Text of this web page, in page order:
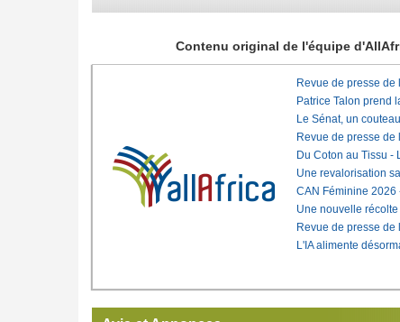
Contenu original de l'équipe
Revue de presse
Patrice Talon prend
Le Sénat, un
Revue de presse
Du Coton au Tissu -
Une revalorisation
CAN Féminine
Une nouvelle
Revue de presse
L'IA alimente